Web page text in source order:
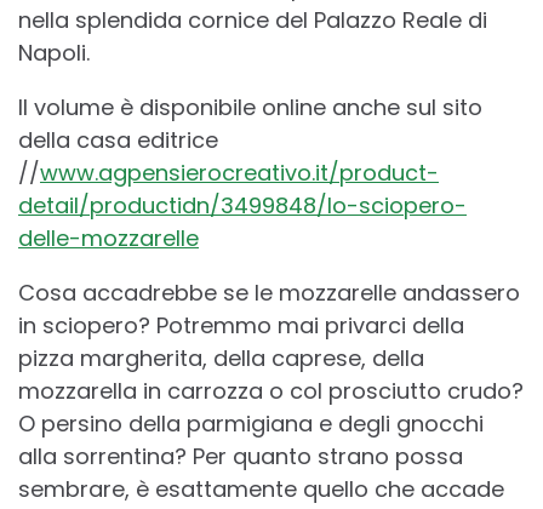
nella splendida cornice del Palazzo Reale di
Napoli.
Il volume è disponibile online anche sul sito
della casa editrice
//www.agpensierocreativo.it/product-
detail/productidn/3499848/lo-sciopero-
delle-mozzarelle
Cosa accadrebbe se le mozzarelle andassero
in sciopero? Potremmo mai privarci della
pizza margherita, della caprese, della
mozzarella in carrozza o col prosciutto crudo?
O persino della parmigiana e degli gnocchi
alla sorrentina? Per quanto strano possa
sembrare, è esattamente quello che accade